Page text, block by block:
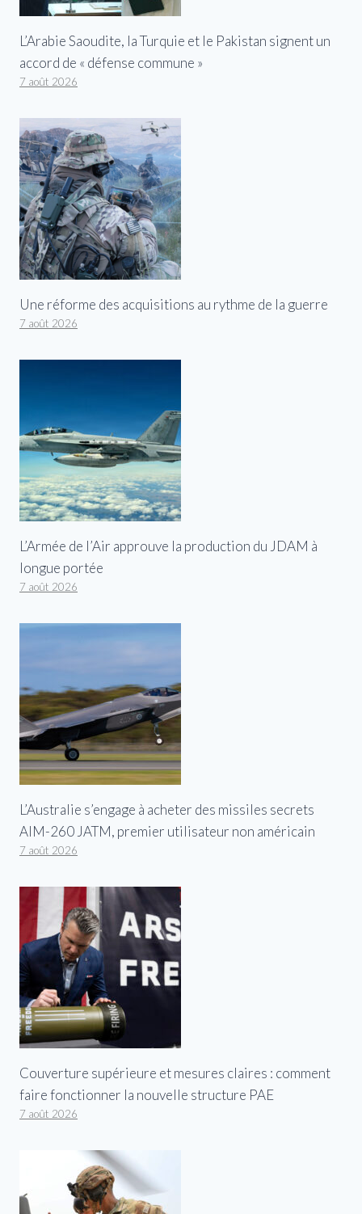
L’Arabie Saoudite, la Turquie et le Pakistan signent un
accord de « défense commune »
7 août 2026
Une réforme des acquisitions au rythme de la guerre
7 août 2026
L’Armée de l’Air approuve la production du JDAM à
longue portée
7 août 2026
L’Australie s’engage à acheter des missiles secrets
AIM-260 JATM, premier utilisateur non américain
7 août 2026
Couverture supérieure et mesures claires : comment
faire fonctionner la nouvelle structure PAE
7 août 2026